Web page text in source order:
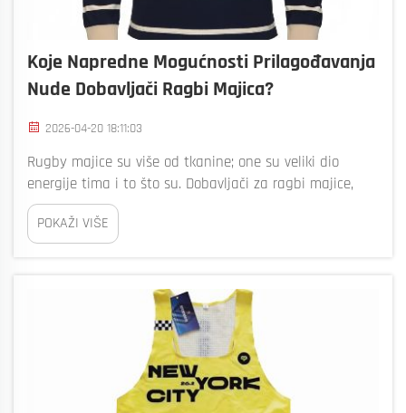
Koje Napredne Mogućnosti Prilagođavanja
Nude Dobavljači Ragbi Majica?
2026-04-20 18:11:03
Rugby majice su više od tkanine; one su veliki dio
energije tima i to što su. Dobavljači za ragbi majice,
poput Bizarre, daju puno opcija kako bi ove majice bile
posebne za svaki tim. Timovi mogu birati boje, uzorke, i
dodati na...
POKAŽI VIŠE